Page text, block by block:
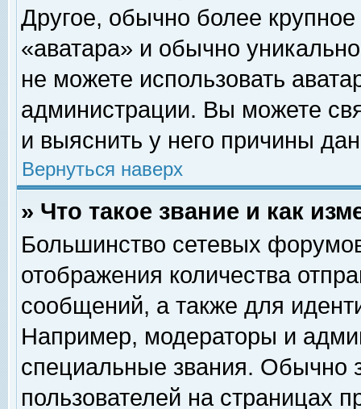
Другое, обычно более
«аватара» и обычно
не можете использовать
администрации. Вы можете
и выяснить у него причины
Вернуться наверх
» Что такое звание и как
Большинство сетевых
отображения количества
сообщений, а также для
Например, модераторы и
специальные звания. Обычно
пользователей на страницах